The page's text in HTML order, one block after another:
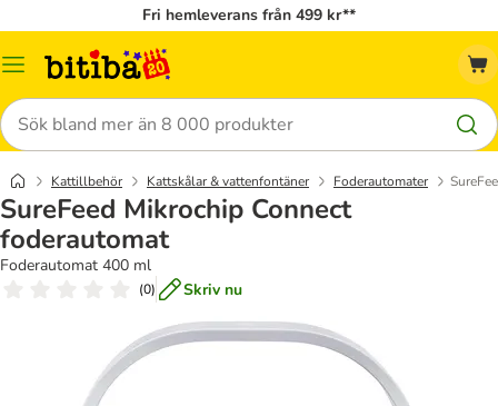
Fri hemleverans från 499 kr**
Meny
Sök
Kattillbehör Kattskålar & vattenfontäner Foderautomater
SureFeed Mikrochip Connect
foderautomat
Foderautomat 400 ml
(0) Skriv nu